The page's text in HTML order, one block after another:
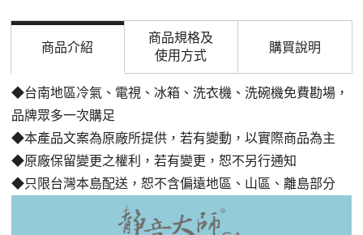
商品介紹
商品規格及
使用方式
購買說明
◆台南地區冷氣、電視、冰箱、洗衣機、洗碗機免費勘場，
品牌眾多一次購足
◆本產品文案為原廠所提供，若有變動，以實際商品為主
◆原廠保留變更之權利，若有變更，恕不另行通知
◆只限台灣本島配送，恕不含偏遠地區、山區、離島部分